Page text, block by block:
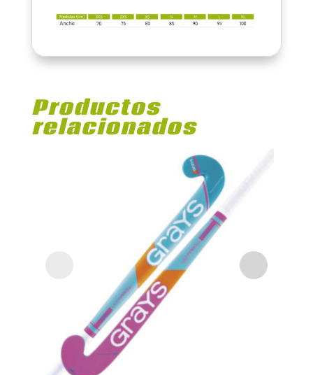
Productos
relacionados